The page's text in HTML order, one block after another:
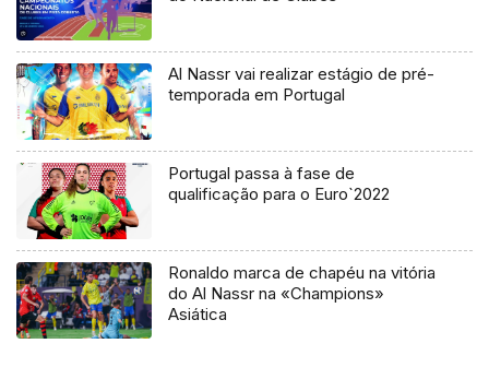
Al Nassr vai realizar estágio de pré-
temporada em Portugal
Portugal passa à fase de
qualificação para o Euro`2022
Ronaldo marca de chapéu na vitória
do Al Nassr na «Champions»
Asiática